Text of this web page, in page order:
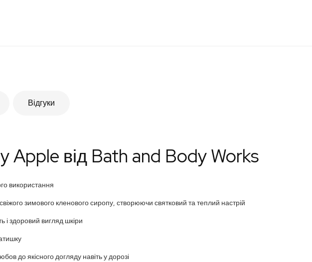
від Bath and Body Works
використання
зимового кленового сиропу, створюючи святковий та теплий настрій
і здоровий вигляд шкіри
до якісного догляду навіть у дорозі
Відгуки